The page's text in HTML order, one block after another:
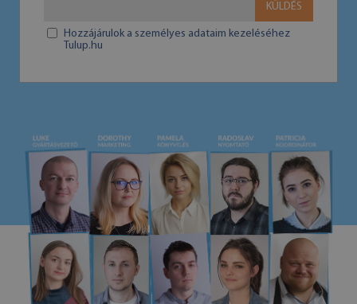
KÜLDÉS
Hozzájárulok a személyes adataim kezeléséhez
Tulup.hu